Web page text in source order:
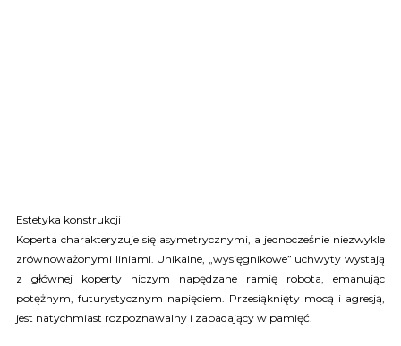
Estetyka konstrukcji
Koperta charakteryzuje się asymetrycznymi, a jednocześnie niezwykle
zrównoważonymi liniami. Unikalne, „wysięgnikowe” uchwyty wystają
z głównej koperty niczym napędzane ramię robota, emanując
potężnym, futurystycznym napięciem. Przesiąknięty mocą i agresją,
jest natychmiast rozpoznawalny i zapadający w pamięć.